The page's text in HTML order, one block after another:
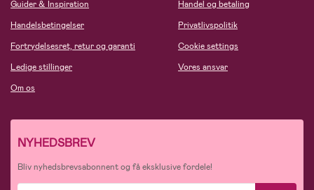
Guider & Inspiration
Handelsbetingelser
Fortrydelsesret, retur og garanti
Ledige stillinger
Om os
Handel og betaling
Privatlivspolitik
Cookie settings
Vores ansvar
NYHEDSBREV
Bliv nyhedsbrevsabonnent og få eksklusive fordele!